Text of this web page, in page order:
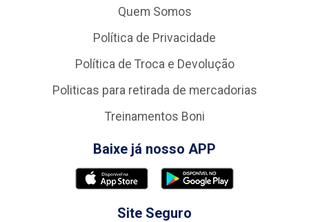
Quem Somos
Política de Privacidade
Política de Troca e Devolução
Politicas para retirada de mercadorias
Treinamentos Boni
Baixe já nosso APP
Site Seguro